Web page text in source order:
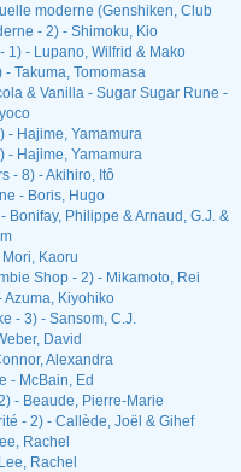
moderne (Genshiken, Club
- 2) - Shimoku, Kio
1) - Lupano, Wilfrid & Mako
Takuma, Tomomasa
& Vanilla - Sugar Sugar Rune -
- Hajime, Yamamura
- Hajime, Yamamura
- 8) - Akihiro, Itô
- Boris, Hugo
Philippe & Arnaud, G.J. &
Kaoru
Shop - 2) - Mikamoto, Rei
Azuma, Kiyohiko
- 3) - Sansom, C.J.
David
Alexandra
- McBain, Ed
- Beaude, Pierre-Marie
- 2) - Callède, Joël & Gihef
Rachel
Rachel